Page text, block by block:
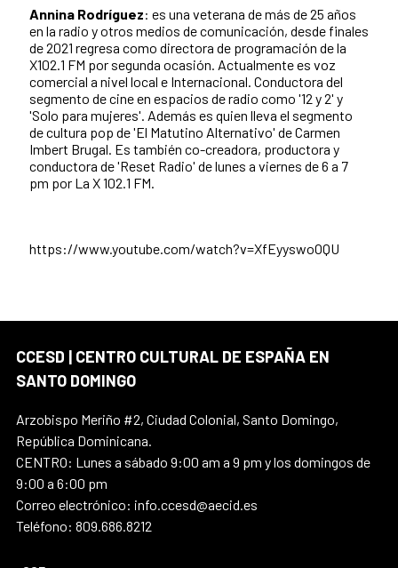
Annina Rodríguez: es una veterana de más de 25 años
en la radio y otros medios de comunicación, desde finales
de 2021 regresa como directora de programación de la
X102.1 FM por segunda ocasión. Actualmente es voz
comercial a nivel local e Internacional. Conductora del
segmento de cine en espacios de radio como '12 y 2' y
'Solo para mujeres'. Además es quien lleva el segmento
de cultura pop de 'El Matutino Alternativo' de Carmen
Imbert Brugal. Es también co-creadora, productora y
conductora de 'Reset Radio' de lunes a viernes de 6 a 7
pm por La X 102.1 FM.
https://www.youtube.com/watch?v=XfEyyswoOQU
CCESD | CENTRO CULTURAL DE ESPAÑA EN
SANTO DOMINGO
Arzobispo Meriño #2, Ciudad Colonial, Santo Domingo,
República Dominicana.
CENTRO: Lunes a sábado 9:00 am a 9 pm y los domingos de
9:00 a 6:00 pm
Correo electrónico: info.ccesd@aecid.es
Teléfono: 809.686.8212